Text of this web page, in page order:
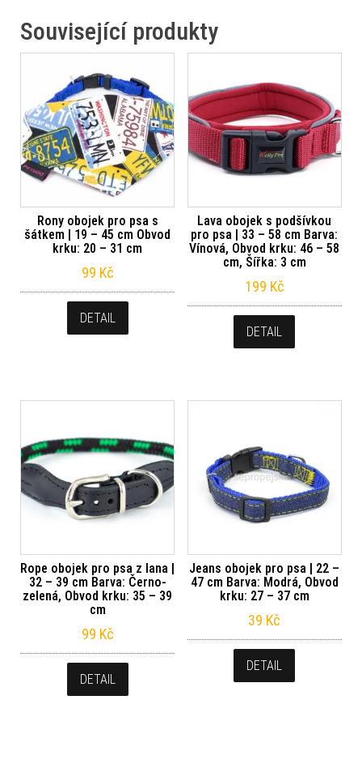
Související produkty
Rony obojek pro psa s
šátkem | 19 – 45 cm Obvod
krku: 20 – 31 cm
99 Kč
DETAIL
Lava obojek s podšívkou
pro psa | 33 – 58 cm Barva:
Vínová, Obvod krku: 46 – 58
cm, Šířka: 3 cm
199 Kč
DETAIL
Rope obojek pro psa z lana |
32 – 39 cm Barva: Černo-
zelená, Obvod krku: 35 – 39
cm
99 Kč
DETAIL
Jeans obojek pro psa | 22 –
47 cm Barva: Modrá, Obvod
krku: 27 – 37 cm
39 Kč
DETAIL